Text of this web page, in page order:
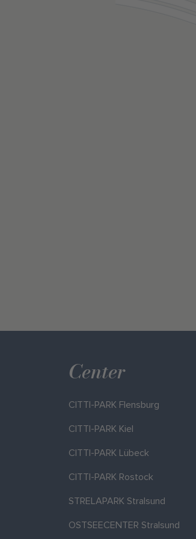
Center
CITTI-PARK Flensburg
CITTI-PARK Kiel
CITTI-PARK Lübeck
CITTI-PARK Rostock
STRELAPARK Stralsund
OSTSEECENTER Stralsund